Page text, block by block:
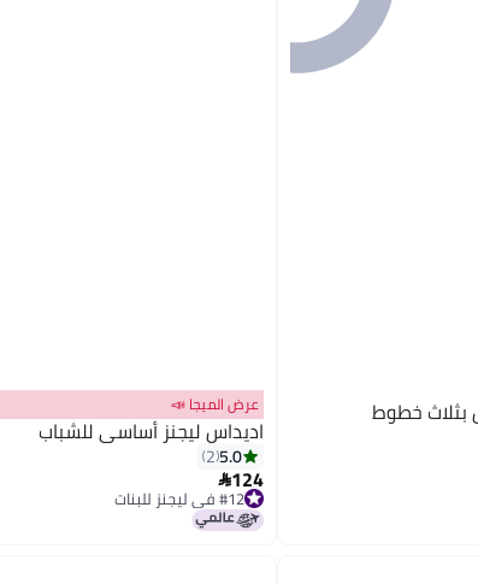
بثلاث خطوط عرض الميجا 📣
اديداس ليجنز أساسي للشباب
5.0
2
124
#12 في ليجنز للبنات
#12 في ليجنز للبنات